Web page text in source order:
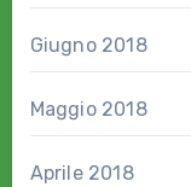
Giugno 2018
Maggio 2018
Aprile 2018